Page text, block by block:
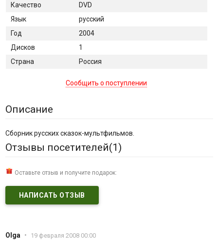
Качество
DVD
Язык
русский
Год
2004
Дисков
1
Страна
Россия
Сообщить о поступлении
Описание
Сборник русских сказок-мультфильмов.
Отзывы посетителей(1)
Оставьте отзыв и получите подарок:
НАПИСАТЬ ОТЗЫВ
Olga • 19 февраля 2008 00:00